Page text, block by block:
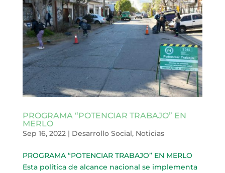
PROGRAMA “POTENCIAR TRABAJO” EN
MERLO
Sep 16, 2022| Desarrollo Social, Noticias
PROGRAMA “POTENCIAR TRABAJO” EN MERLO
Esta política de alcance nacional se implementa